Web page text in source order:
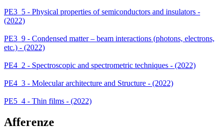
PE3_5 - Physical properties of semiconductors and insulators -
(2022)
PE3_9 - Condensed matter – beam interactions (photons, electrons,
etc.) - (2022)
PE4_2 - Spectroscopic and spectrometric techniques - (2022)
PE4_3 - Molecular architecture and Structure - (2022)
PE5_4 - Thin films - (2022)
Afferenze